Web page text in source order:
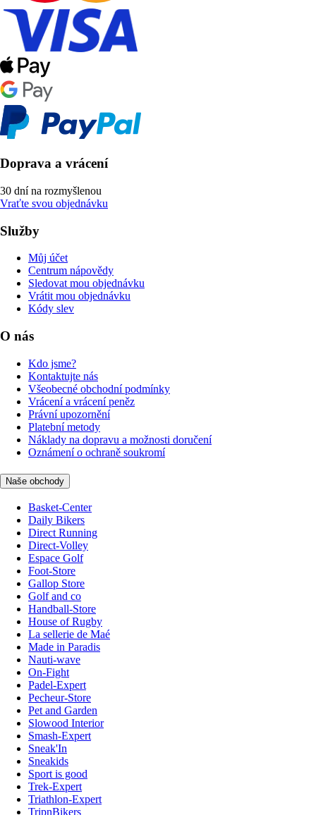
Doprava a vrácení
30 dní na rozmyšlenou
Vraťte svou objednávku
Služby
Můj účet
Centrum nápovědy
Sledovat mou objednávku
Vrátit mou objednávku
Kódy slev
O nás
Kdo jsme?
Kontaktujte nás
Všeobecné obchodní podmínky
Vrácení a vrácení peněz
Právní upozornění
Platební metody
Náklady na dopravu a možnosti doručení
Oznámení o ochraně soukromí
Naše obchody
Basket-Center
Daily Bikers
Direct Running
Direct-Volley
Espace Golf
Foot-Store
Gallop Store
Golf and co
Handball-Store
House of Rugby
La sellerie de Maé
Made in Paradis
Nauti-wave
On-Fight
Padel-Expert
Pecheur-Store
Pet and Garden
Slowood Interior
Smash-Expert
Sneak'In
Sneakids
Sport is good
Trek-Expert
Triathlon-Expert
TripnBikers